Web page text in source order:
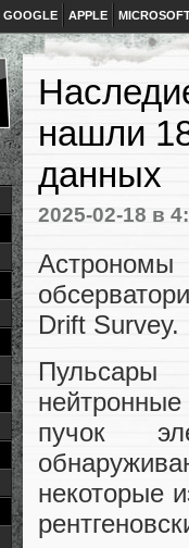
GOOGLE APPLE
нашли
данных
2025-02-18 в
Drift Survey.
Пульсары
пучок
некоторые